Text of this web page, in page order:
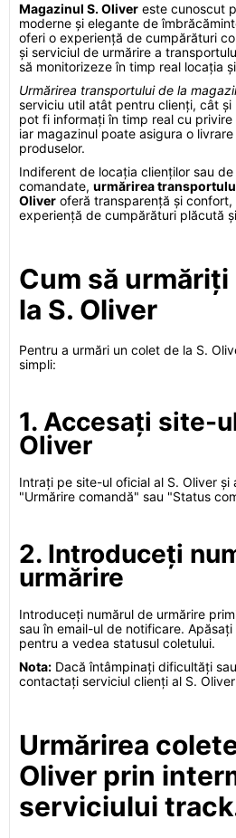
Magazinul S. Oliver este cunoscut
moderne și elegante de
oferi o experiență de cumpărături
și serviciul de urmărire a
să monitorizeze în timp real locația
Urmărirea transportului de la
serviciu util atât pentru clienți, cât
pot fi informați în timp real cu privire
iar magazinul poate asigura o
produselor.
Indiferent de locația clienților sau
comandate, urmărirea
Oliver oferă transparență și
experiență de cumpărături plăcută
Cum să
la S. Oliver
Pentru a urmări un colet de la S.
simpli:
1. Accesați site-
Oliver
Intrați pe site-ul oficial al S. Oliver și
"Urmărire comandă" sau "Status
2. Introduceți
urmărire
Introduceți numărul de urmărire
sau în email-ul de notificare.
pentru a vedea statusul coletului.
Nota: Dacă întâmpinați dificultăți
contactați serviciul clienți al S.
Urmărirea
Oliver prin
serviciului